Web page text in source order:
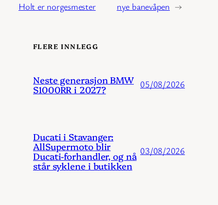
Holt er norgesmester
nye banevåpen →
FLERE INNLEGG
Neste generasjon BMW
S1000RR i 2027? 05/08/2026
Ducati i Stavanger:
AllSupermoto blir
Ducati-forhandler, og nå
står syklene i butikken
03/08/2026